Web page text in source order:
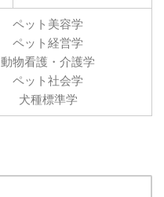
ペット美容学
ペット経営学
動物看護・介護学
ペット社会学
犬種標準学